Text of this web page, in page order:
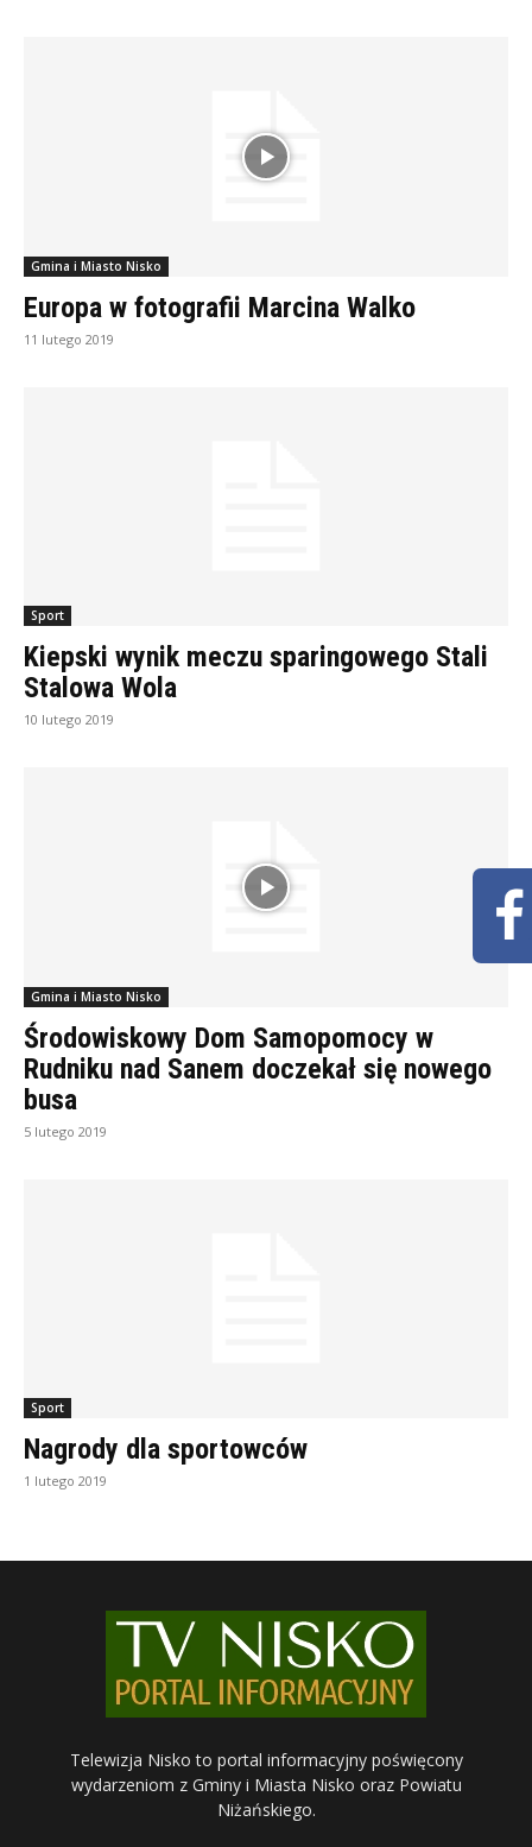
Gmina i Miasto Nisko
Europa w fotografii Marcina Walko
11 lutego 2019
Sport
Kiepski wynik meczu sparingowego Stali
Stalowa Wola
10 lutego 2019
Gmina i Miasto Nisko
Środowiskowy Dom Samopomocy w
Rudniku nad Sanem doczekał się nowego
busa
5 lutego 2019
Sport
Nagrody dla sportowców
1 lutego 2019
Telewizja Nisko to portal informacyjny poświęcony
wydarzeniom z Gminy i Miasta Nisko oraz Powiatu
Niżańskiego.